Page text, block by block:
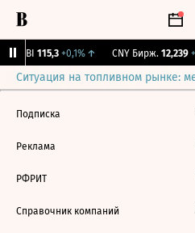
RGBI 115,3 +0,1%↑ CNY Бирж. 12,239
Ситуация на топливном рынке:
Подписка
Реклама
РФРИТ
Справочник компаний